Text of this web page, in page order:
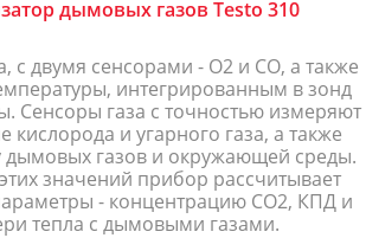
дымовых газов Testo 310
с двумя сенсорами - O2 и CO, а также
интегрированным в зонд
Сенсоры газа с точностью измеряют
кислорода и угарного газа, а также
дымовых газов и окружающей среды.
значений прибор рассчитывает
- концентрацию CO2, КПД и
тепла с дымовыми газами.